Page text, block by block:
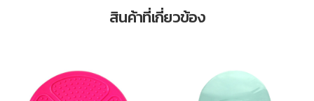
สินค้าที่เกี่ยวข้อง